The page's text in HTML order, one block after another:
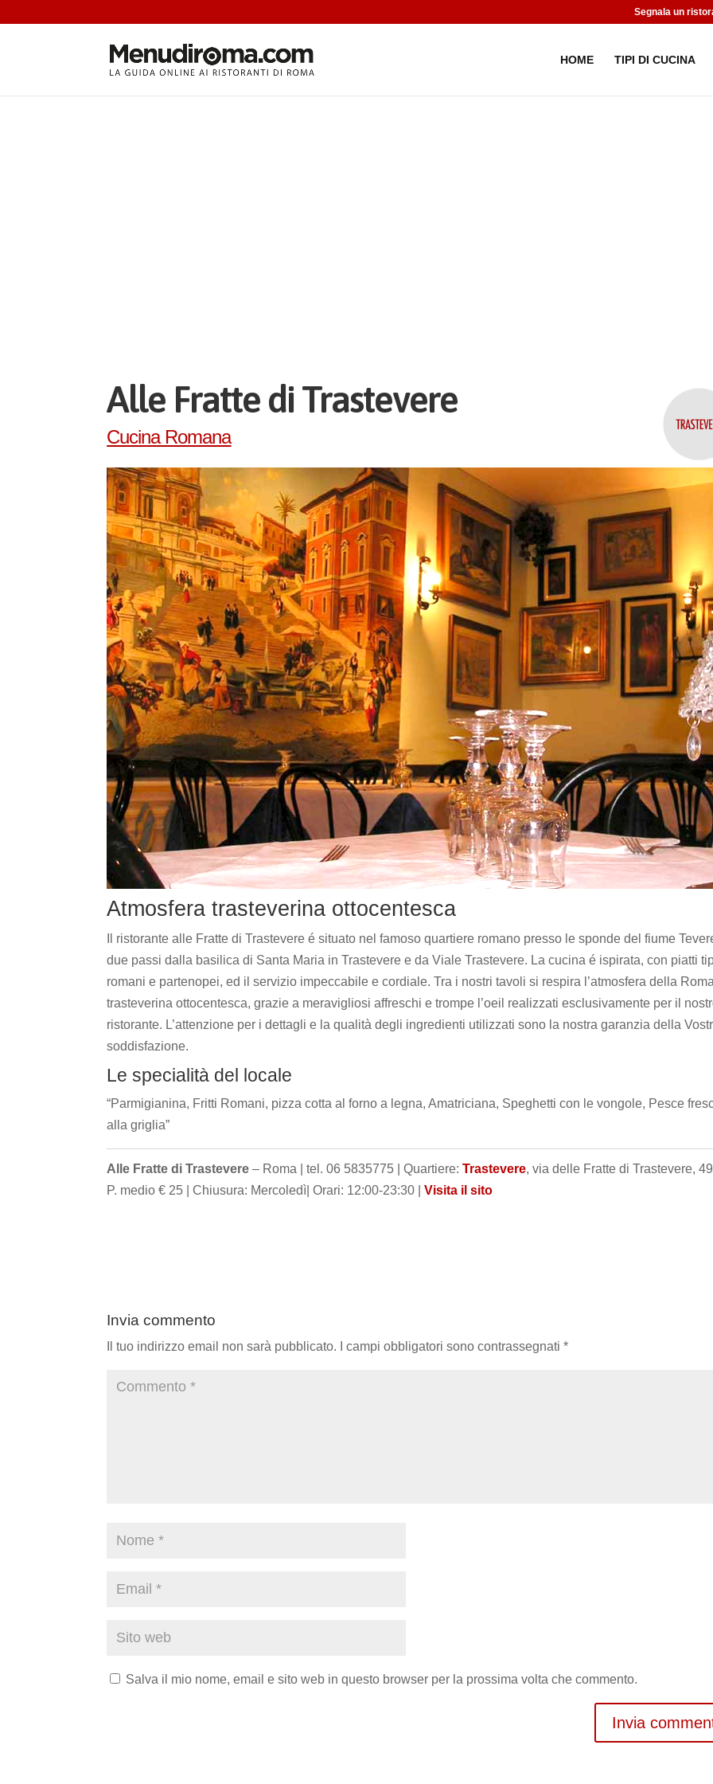
Segnala un
HOME TIPI DI CUCINA
Alle Fratte di Trastevere
Cucina Romana
Atmosfera trasteverina ottocentesca
Il ristorante alle Fratte di Trastevere é situato nel famoso quartiere romano presso le sponde del fiume
due passi dalla basilica di Santa Maria in Trastevere e da Viale Trastevere. La cucina é ispirata, con piatti
romani e partenopei, ed il servizio impeccabile e cordiale. Tra i nostri tavoli si respira l’atmosfera della Roma
trasteverina ottocentesca, grazie a meravigliosi affreschi e trompe l’oeil realizzati esclusivamente per il
ristorante. L’attenzione per i dettagli e la qualità degli ingredienti utilizzati sono la nostra garanzia della
soddisfazione.
Le specialità del locale
“Parmigianina, Fritti Romani, pizza cotta al forno a legna, Amatriciana, Speghetti con le vongole, Pesce
alla griglia”
Alle Fratte di Trastevere – Roma | tel. 06 5835775 | Quartiere:Trastevere, via delle Fratte di Trastevere, 49/
P. medio € 25 | Chiusura: Mercoledì| Orari: 12:00-23:30 |Visita il sito
Invia commento
Il tuo indirizzo email non sarà pubblicato. I campi obbligatori sono contrassegnati*
Salva il mio nome, email e sito web in questo browser per la prossima volta che commento.